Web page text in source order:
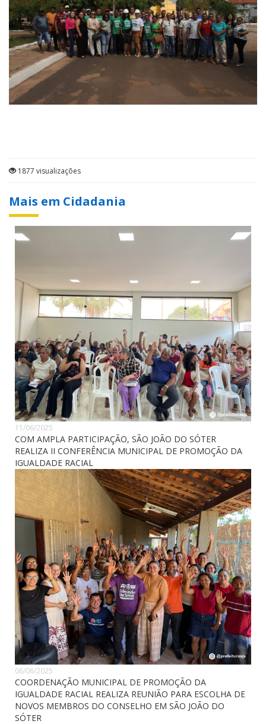
1877 visualizações
Mais em Cidadania
11/06/2025
COM AMPLA PARTICIPAÇÃO, SÃO JOÃO DO SÓTER
REALIZA II CONFERÊNCIA MUNICIPAL DE PROMOÇÃO DA
IGUALDADE RACIAL
06/06/2025
COORDENAÇÃO MUNICIPAL DE PROMOÇÃO DA
IGUALDADE RACIAL REALIZA REUNIÃO PARA ESCOLHA DE
NOVOS MEMBROS DO CONSELHO EM SÃO JOÃO DO
SÓTER